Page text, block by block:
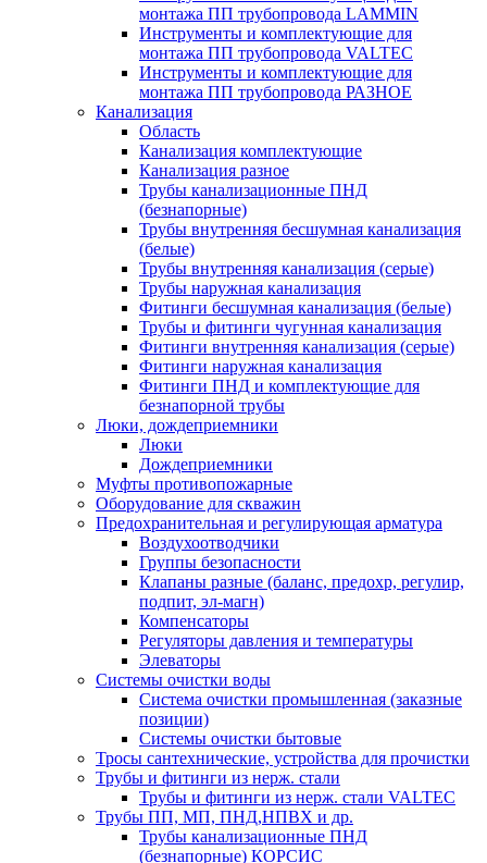
монтажа ПП трубопровода LAMMIN
Инструменты и комплектующие для
монтажа ПП трубопровода VALTEC
Инструменты и комплектующие для
монтажа ПП трубопровода РАЗНОЕ
Канализация
Область
Канализация комплектующие
Канализация разное
Трубы канализационные ПНД
(безнапорные)
Трубы внутренняя бесшумная канализация
(белые)
Трубы внутренняя канализация (серые)
Трубы наружная канализация
Фитинги бесшумная канализация (белые)
Трубы и фитинги чугунная канализация
Фитинги внутренняя канализация (серые)
Фитинги наружная канализация
Фитинги ПНД и комплектующие для
безнапорной трубы
Люки, дождеприемники
Люки
Дождеприемники
Муфты противопожарные
Оборудование для скважин
Предохранительная и регулирующая арматура
Воздухоотводчики
Группы безопасности
Клапаны разные (баланс, предохр, регулир,
подпит, эл-магн)
Компенсаторы
Регуляторы давления и температуры
Элеваторы
Системы очистки воды
Система очистки промышленная (заказные
позиции)
Системы очистки бытовые
Тросы сантехнические, устройства для прочистки
Трубы и фитинги из нерж. стали
Трубы и фитинги из нерж. стали VALTEC
Трубы ПП, МП, ПНД,НПВХ и др.
Трубы канализационные ПНД
(безнапорные) КОРСИС